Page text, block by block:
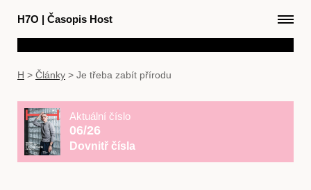
H7O | Časopis Host
H > Články > Je třeba zabít přírodu
Aktuální číslo
06/26
Dovnitř čísla